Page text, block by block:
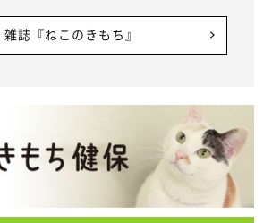
雑誌『ねこのきもち』